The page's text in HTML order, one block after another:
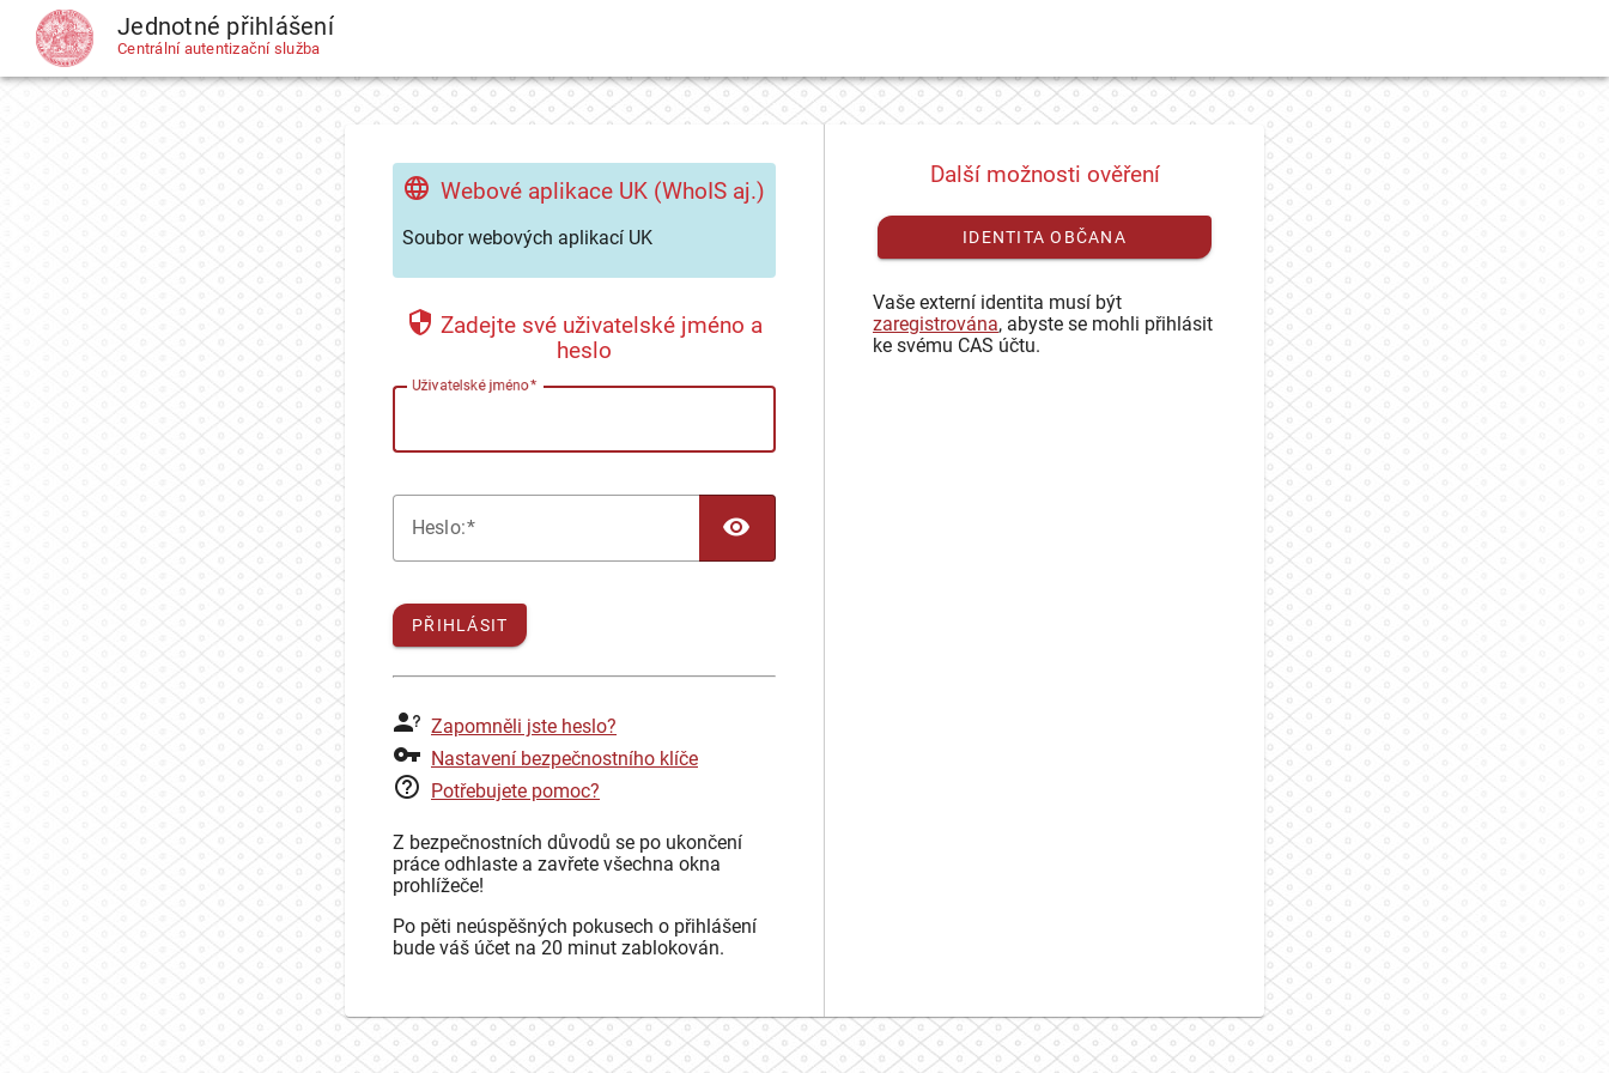
CAS Jednotné přihlášení
Centrální autentizační služba
Webové aplikace UK (WhoIS aj.)
Soubor webových aplikací UK
Zadejte své uživatelské jméno a
heslo
Uživatelské jméno
Heslo:
PŘIHLÁSIT
Zapomněli jste heslo?
Nastavení bezpečnostního klíče
Potřebujete pomoc?
Z bezpečnostních důvodů se po ukončení
práce odhlaste a zavřete všechna okna
prohlížeče!
Po pěti neúspěšných pokusech o přihlášení
bude váš účet na 20 minut zablokován.
Další možnosti ověření
IDENTITA OBČANA
Vaše externí identita musí být
zaregistrována, abyste se mohli přihlásit
ke svému CAS účtu.